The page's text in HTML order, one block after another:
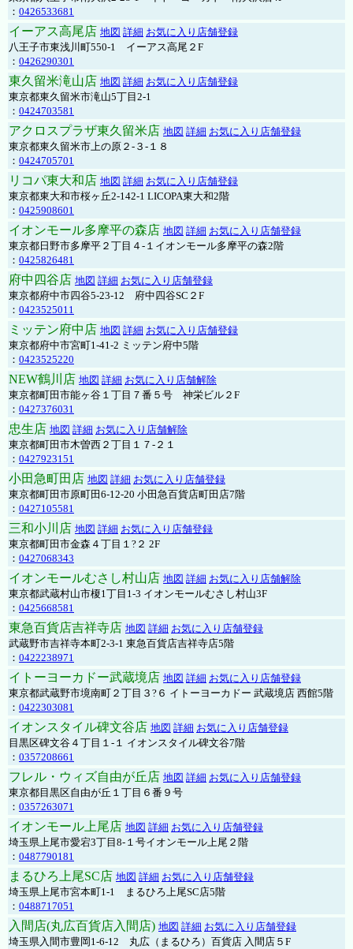
： 0426533681
イーアス高尾店 地図 詳細 お気に入り店舗登録
八王子市東浅川町550-1 イーアス高尾２F
： 0426290301
東久留米滝山店 地図 詳細 お気に入り店舗登録
東京都東久留米市滝山5丁目2-1
： 0424703581
アクロスプラザ東久留米店 地図 詳細 お気に入り店舗登録
東京都東久留米市上の原２-３-１８
： 0424705701
リコパ東大和店 地図 詳細 お気に入り店舗登録
東京都東大和市桜ヶ丘2-142-1 LICOPA東大和2階
： 0425908601
イオンモール多摩平の森店 地図 詳細 お気に入り店舗登録
東京都日野市多摩平２丁目４-１イオンモール多摩平の森2階
： 0425826481
府中四谷店 地図 詳細 お気に入り店舗登録
東京都府中市四谷5-23-12 府中四谷SC２F
： 0423525011
ミッテン府中店 地図 詳細 お気に入り店舗登録
東京都府中市宮町1-41-2 ミッテン府中5階
： 0423525220
NEW鶴川店 地図 詳細 お気に入り店舗解除
東京都町田市能ヶ谷１丁目７番５号 神栄ビル２F
： 0427376031
忠生店 地図 詳細 お気に入り店舗解除
東京都町田市木曽西２丁目１７-２１
： 0427923151
小田急町田店 地図 詳細 お気に入り店舗登録
東京都町田市原町田6-12-20 小田急百貨店町田店7階
： 0427105581
三和小川店 地図 詳細 お気に入り店舗登録
東京都町田市金森４丁目１?２ 2F
： 0427068343
イオンモールむさし村山店 地図 詳細 お気に入り店舗解除
東京都武蔵村山市榎1丁目1-3 イオンモールむさし村山3F
： 0425668581
東急百貨店吉祥寺店 地図 詳細 お気に入り店舗登録
武蔵野市吉祥寺本町2-3-1 東急百貨店吉祥寺店5階
： 0422238971
イトーヨーカドー武蔵境店 地図 詳細 お気に入り店舗登録
東京都武蔵野市境南町２丁目３?６ イトーヨーカドー 武蔵境店 西館5階
： 0422303081
イオンスタイル碑文谷店 地図 詳細 お気に入り店舗登録
目黒区碑文谷４丁目１-１ イオンスタイル碑文谷7階
： 0357208661
フレル・ウィズ自由が丘店 地図 詳細 お気に入り店舗登録
東京都目黒区自由が丘１丁目６番９号
： 0357263071
イオンモール上尾店 地図 詳細 お気に入り店舗登録
埼玉県上尾市愛宕3丁目8-１号イオンモール上尾２階
： 0487790181
まるひろ上尾SC店 地図 詳細 お気に入り店舗登録
埼玉県上尾市宮本町1-1 まるひろ上尾SC店5階
： 0488717051
入間店(丸広百貨店入間店) 地図 詳細 お気に入り店舗登録
埼玉県入間市豊岡1-6-12 丸広（まるひろ）百貨店 入間店５F